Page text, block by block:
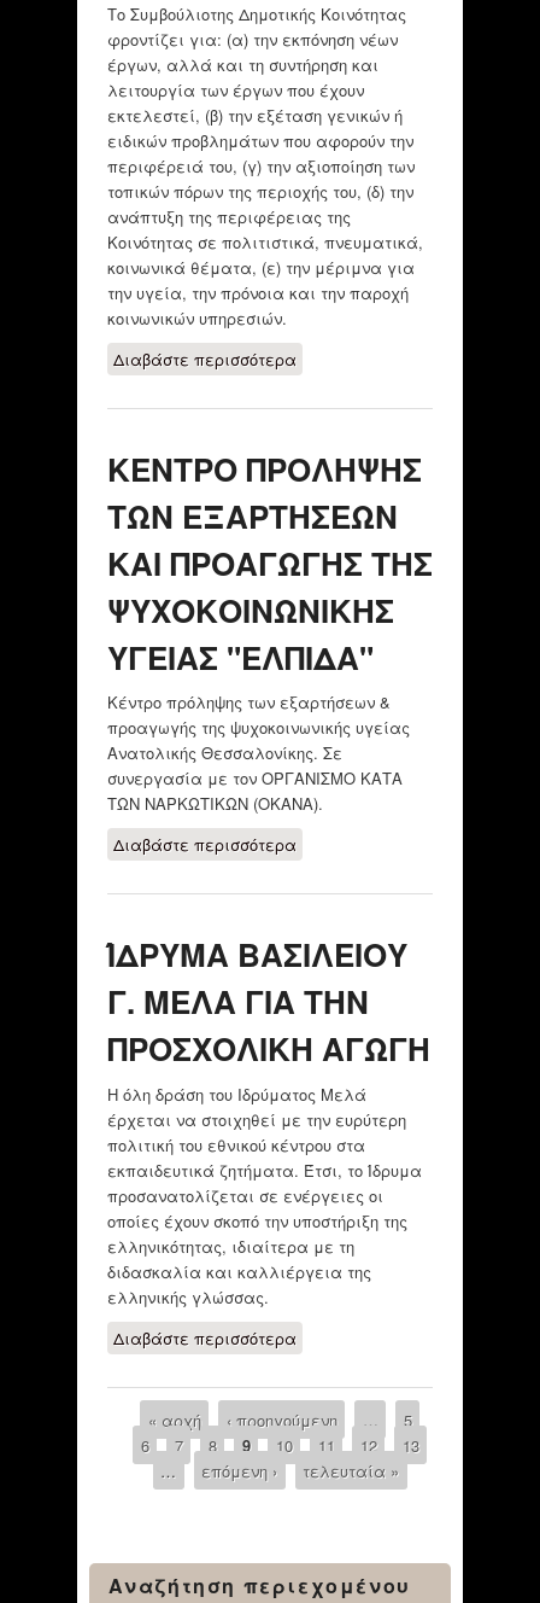
Το Συμβούλιοτης Δημοτικής Κοινότητας
φροντίζει για: (α) την εκπόνηση νέων
έργων, αλλά και τη συντήρηση και
λειτουργία των έργων που έχουν
εκτελεστεί, (β) την εξέταση γενικών ή
ειδικών προβλημάτων που αφορούν την
περιφέρειά του, (γ) την αξιοποίηση των
τοπικών πόρων της περιοχής του, (δ) την
ανάπτυξη της περιφέρειας της
Κοινότητας σε πολιτιστικά, πνευματικά,
κοινωνικά θέματα, (ε) την μέριμνα για
την υγεία, την πρόνοια και την παροχή
κοινωνικών υπηρεσιών.
Διαβάστε περισσότεραγια ΔΗΜΟΣ
ΔΗΜΟΤΙΚΗ
ΚΕΝΤΡΟ ΠΡΟΛΗΨΗΣ
ΤΩΝ ΕΞΑΡΤΗΣΕΩΝ
ΚΑΙ ΠΡΟΑΓΩΓΗΣ ΤΗΣ
ΨΥΧΟΚΟΙΝΩΝΙΚΗΣ
ΥΓΕΙΑΣ "ΕΛΠΙΔΑ"
Κέντρο πρόληψης των εξαρτήσεων &
προαγωγής της ψυχοκοινωνικής υγείας
Ανατολικής Θεσσαλονίκης. Σε
συνεργασία με τον ΟΡΓΑΝΙΣΜΟ ΚΑΤΑ
ΤΩΝ ΝΑΡΚΩΤΙΚΩΝ (ΟΚΑΝΑ).
Διαβάστε περισσότεραγια ΚΕΝΤΡΟ
ΕΞΑΡΤΗΣΕΩΝ ΚΑΙ
ΨΥΧΟΚΟΙΝΩΝΙΚΗΣ
ΥΓΕΙΑΣ "ΕΛΠΙΔΑ"
ΊΔΡΥΜΑ ΒΑΣΙΛΕΙΟΥ
Γ. ΜΕΛΑ ΓΙΑ ΤΗΝ
ΠΡΟΣΧΟΛΙΚΗ ΑΓΩΓΗ
Η όλη δράση του Ιδρύματος Μελά
έρχεται να στοιχηθεί με την ευρύτερη
πολιτική του εθνικού κέντρου στα
εκπαιδευτικά ζητήματα. Έτσι, το Ίδρυμα
προσανατολίζεται σε ενέργειες οι
οποίες έχουν σκοπό την υποστήριξη της
ελληνικότητας, ιδιαίτερα με τη
διδασκαλία και καλλιέργεια της
ελληνικής γλώσσας.
Διαβάστε περισσότεραγια ΊΔΡΥΜΑ
ΜΕΛΑ ΓΙΑ ΤΗΝ
ΠΡΟΣΧΟΛΙΚΗ
ΑΓΩΓΗ
Pages
« αρχή ‹ προηγούμενη …
5
6
7 8 9 10 11 12
13
…
επόμενη › τελευταία »
Αναζήτηση περιεχομένου